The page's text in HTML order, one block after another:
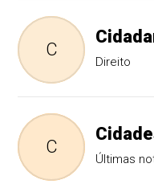
C
Direito
C
Últimas